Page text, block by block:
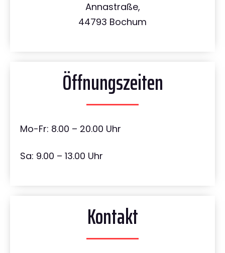
Annastraße,
44793 Bochum
Öffnungszeiten
Mo-Fr: 8.00 – 20.00 Uhr
Sa: 9.00 – 13.00 Uhr
Kontakt